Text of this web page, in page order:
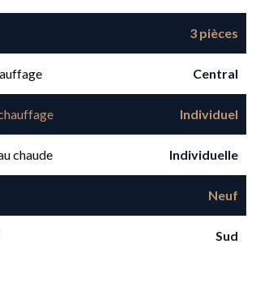
3 pièces
Central
Individuel
chaude Individuelle
Neuf
Sud